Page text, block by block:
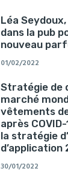
Léa
dans la pub
nouveau
01/02/2022
Stratégie de
marché
vêtements
après
la stratégie
d’application
30/01/2022